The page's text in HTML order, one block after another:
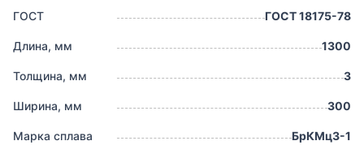
ГОСТ ГОСТ 18175-78
Длина, мм 1300
Толщина, мм 3
Ширина, мм 300
Марка сплава БрКМц3-1